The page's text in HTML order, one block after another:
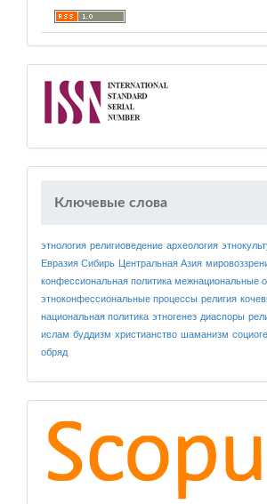
Ключевые слова
этнология религиоведение археология
ЕвразияСибирь Центральная Азия
конфессиональная политикамежнациональные
этноконфессиональные процессы религия
национальная политика этногенез диаспоры
ислам буддизм христианство шаманизм
обряд